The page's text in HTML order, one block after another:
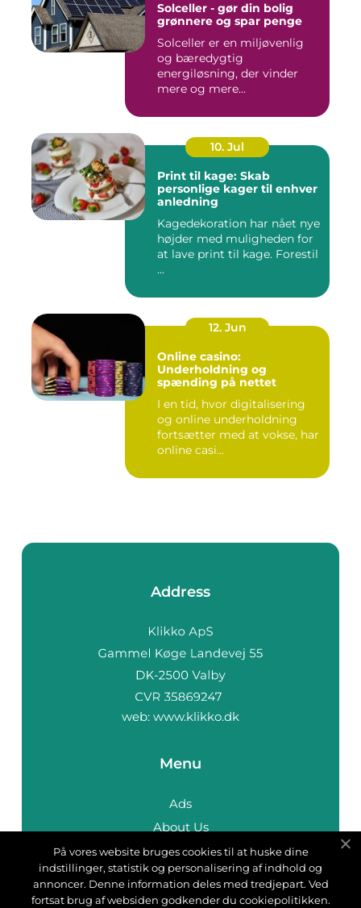
Solceller - gør din bolig
grønnere og spar penge
Solceller er en miljøvenlig
og bæredygtig
energiløsning, der vinder
mere og mere...
10. Jul
Print til kage: Skab
personlige kager til enhver
anledning
Kagedekoration har nået nye
højder med muligheden for
at lave print til kage. Forestil
...
12. Jun
Online casino:
Underholdning og
spænding på nettet
I en tid, hvor digitalisering
og online underholdning
fortsætter med at vokse, har
online casi...
Address
web: www.klikko.dk
Menu
Ads
About Us
Cookies
Contact
Sitemap
På vores website bruges cookies til at huske dine
indstillinger, statistik og personalisering af indhold og
annoncer. Denne information deles med tredjepart. Ved
fortsat brug af websiden godkender du cookiepolitikken.